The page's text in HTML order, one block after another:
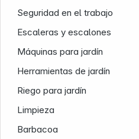
Seguridad en el trabajo
Escaleras y escalones
Máquinas para jardín
Herramientas de jardín
Riego para jardín
Limpieza
Barbacoa